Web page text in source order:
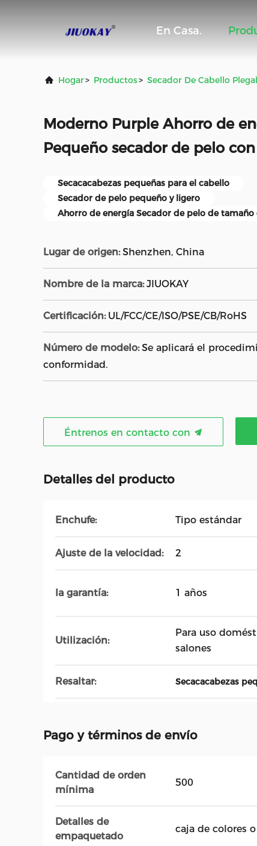
En Casa.
Hogar> Productos> Secador De Cabello
Moderno Purple Ahorro de
Pequeño secador de pelo con
Secacacabezas pequeñas para el cabello
Secador de pelo pequeño y ligero
Ahorro de energía Secador de pelo de tamaño
Lugar de origen: Shenzhen, China
Nombre de la marca: JIUOKAY
Certificación: UL/FCC/CE/ISO/PSE/CB/RoHS
Número de modelo: Se aplicará el
conformidad.
Éntrenos en contacto con
Detalles del producto
Enchufe: Tipo estándar
Ajuste de la velocidad: 2
la garantía: 1 años
Utilización:
Para uso
salones
Resaltar: Secacacabezas
Pago y términos de envío
Cantidad de orden
mínima
500
Detalles de
empaquetado
caja de colores